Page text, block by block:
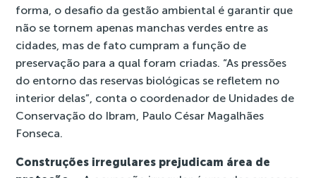
forma, o desafio da gestão ambiental é garantir que
não se tornem apenas manchas verdes entre as
cidades, mas de fato cumpram a função de
preservação para a qual foram criadas. “As pressões
do entorno das reservas biológicas se refletem no
interior delas”, conta o coordenador de Unidades de
Conservação do Ibram, Paulo César Magalhães
Fonseca.
Construções irregulares prejudicam área de